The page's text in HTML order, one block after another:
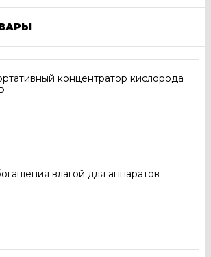
концентратор кислорода
влагой для аппаратов